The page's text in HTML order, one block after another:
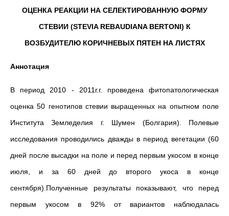
ОЦЕНКА РЕАКЦИИ НА СЕЛЕКТИРОВАННУЮ ФОРМУ
СТЕВИИ (STEVIA REBAUDIANA BERTONI) К
ВОЗБУДИТЕЛЮ КОРИЧНЕВЫХ ПЯТЕН НА ЛИСТЯХ
Аннотация
В период 2010 - 2011г.г. проведена фитопатологическая
оценка 50 генотипов стевии выращенных на опытном поле
Института Земледелия г. Шумен (Болгария). Полевые
исследования проводились дважды в период вегетации (60
дней после высадки на поле и перед первым укосом в конце
июля, и за 60 дней до второго укоса в конце
сентября).Полученные результаты показывают, что перед
первым укосом в 92% от вариантов наблюдалась